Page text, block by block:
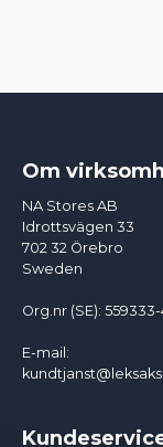
Om
NA Stores AB
Idrottsvägen 33
702 32 Örebro
Sweden
Org.nr (SE): 559333-
E-mail: